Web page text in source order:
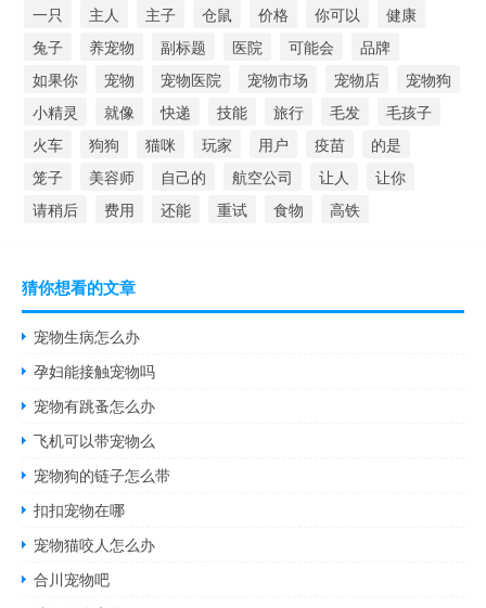
一只 主人 主子 仓鼠 价格 你可以
健康
兔子
养宠物 副标题 医院 可能会
品牌
如果你
宠物 宠物医院 宠物市场 宠物店
宠物狗
小精灵
就像 快递 技能 旅行 毛发
毛孩子
火车
狗狗 猫咪 玩家 用户 疫苗
的是
笼子
美容师 自己的 航空公司 让人
让你
请稍后
费用 还能 重试 食物 高铁
猜你想看的文章
宠物生病怎么办
孕妇能接触宠物吗
宠物有跳蚤怎么办
飞机可以带宠物么
宠物狗的链子怎么带
扣扣宠物在哪
宠物猫咬人怎么办
合川宠物吧